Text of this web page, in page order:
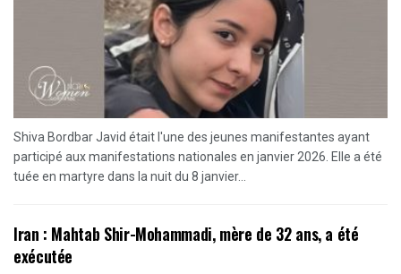
Shiva Bordbar Javid était l'une des jeunes manifestantes ayant
participé aux manifestations nationales en janvier 2026. Elle a été
tuée en martyre dans la nuit du 8 janvier...
Iran : Mahtab Shir-Mohammadi, mère de 32 ans, a été
exécutée